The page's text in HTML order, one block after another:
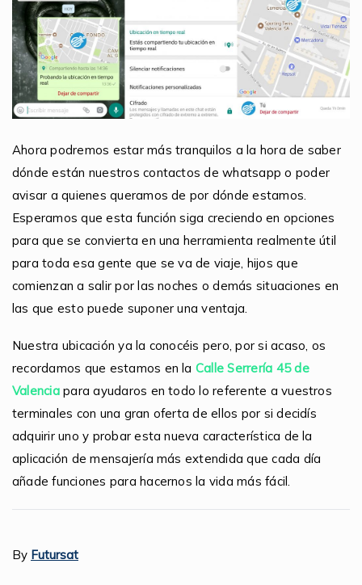
Ahora podremos estar más tranquilos a la hora de saber
dónde están nuestros contactos de whatsapp o poder
avisar a quienes queramos de por dónde estamos.
Esperamos que esta función siga creciendo en opciones
para que se convierta en una herramienta realmente útil
para toda esa gente que se va de viaje, hijos que
comienzan a salir por las noches o demás situaciones en
las que esto puede suponer una ventaja.
Nuestra ubicación ya la conocéis pero, por si acaso, os
recordamos que estamos en la Calle Serrería 45 de
Valenciapara ayudaros en todo lo referente a vuestros
terminales con una gran oferta de ellos por si decidís
adquirir uno y probar esta nueva característica de la
aplicación de mensajería más extendida que cada día
añade funciones para hacernos la vida más fácil.
By Futursat